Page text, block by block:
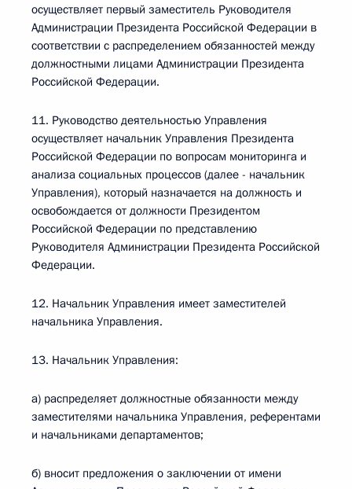
осуществляет первый заместитель Руководителя
Администрации Президента Российской Федерации в
соответствии с распределением обязанностей между
должностными лицами Администрации Президента
Российской Федерации.
11. Руководство деятельностью Управления
осуществляет начальник Управления Президента
Российской Федерации по вопросам мониторинга и
анализа социальных процессов (далее - начальник
Управления), который назначается на должность и
освобождается от должности Президентом
Российской Федерации по представлению
Руководителя Администрации Президента Российской
Федерации.
12. Начальник Управления имеет заместителей
начальника Управления.
13. Начальник Управления:
а) распределяет должностные обязанности между
заместителями начальника Управления, референтами
и начальниками департаментов;
б) вносит предложения о заключении от имени